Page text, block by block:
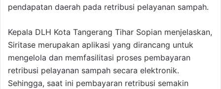
pendapatan daerah pada retribusi pelayanan sampah.
Kepala DLH Kota Tangerang Tihar Sopian menjelaskan,
Siritase merupakan aplikasi yang dirancang untuk
mengelola dan memfasilitasi proses pembayaran
retribusi pelayanan sampah secara elektronik.
Sehingga, saat ini pembayaran retribusi semakin